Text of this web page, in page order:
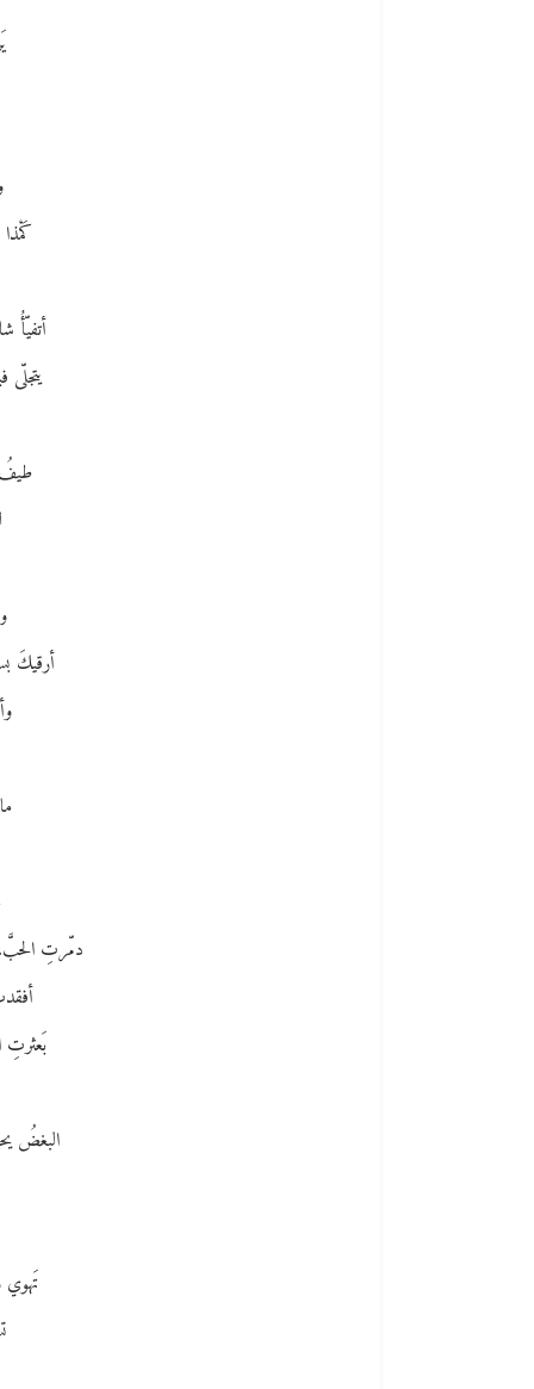
أتفيّأُ
يتجلّى
طيفُ
أرقيكَ
دمّرتِ
بَعثرتِ
البغضُ
تَهوي